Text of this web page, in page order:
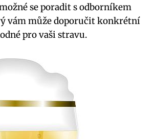
se poradit s odborníkem
vám může doporučit konkrétní
pro vaši stravu.